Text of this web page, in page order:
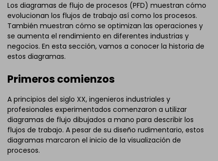
Los diagramas de flujo de procesos (PFD) muestran cómo
evolucionan los flujos de trabajo así como los procesos.
También muestran cómo se optimizan las operaciones y
se aumenta el rendimiento en diferentes industrias y
negocios. En esta sección, vamos a conocer la historia de
estos diagramas.
Primeros comienzos
A principios del siglo XX, ingenieros industriales y
profesionales experimentados comenzaron a utilizar
diagramas de flujo dibujados a mano para describir los
flujos de trabajo. A pesar de su diseño rudimentario, estos
diagramas marcaron el inicio de la visualización de
procesos.